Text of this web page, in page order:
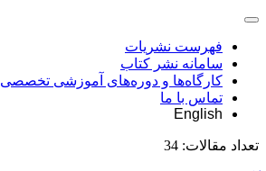
فهرست نشریات
سامانه نشر کتاب
کارگاه‌ها و دوره‌های آموزشی تخصصی
تماس با ما
English
تعداد مقالات: 34